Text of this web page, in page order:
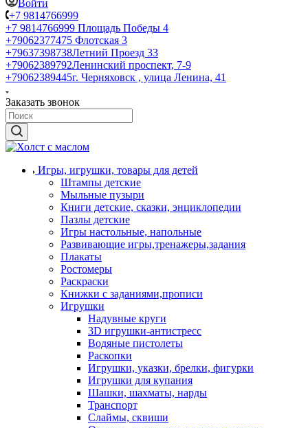
Войти
+7 9814766999
+7 9814766999 Площадь Победы 4
+79062377475 Флотская 3
+79637398738Летний Проезд 33
+79062389792Ленинский проспект, 7-9
+79062389445г. Черняховск , улица Ленина, 41
Заказать звонок
Игры, игрушки, товары для детей
Штампы детские
Мыльные пузыри
Книги детские, сказки, энциклопедии
Пазлы детские
Игры настольные, напольные
Развивающие игры,тренажеры,задания
Плакаты
Ростомеры
Раскраски
Книжки с заданиями,прописи
Игрушки
Надувные круги
3D игрушки-антистресс
Водяные пистолеты
Раскопки
Игрушки, указки, брелки, фигурки
Игрушки для купания
Шашки, шахматы, нарды
Транспорт
Слаймы, сквиши